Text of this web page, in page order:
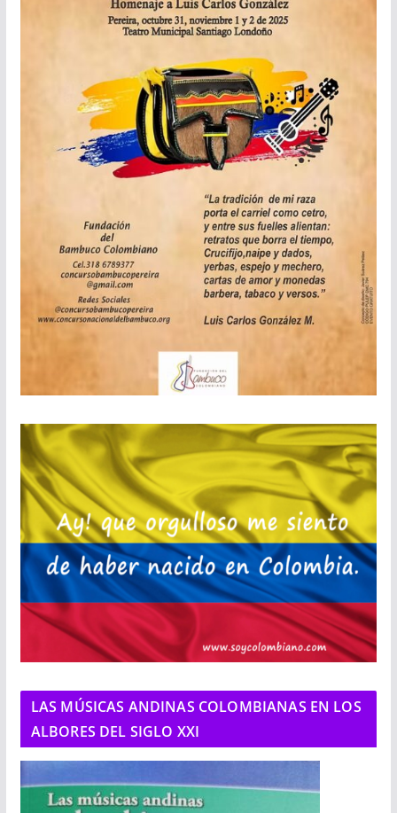
LAS MÚSICAS ANDINAS COLOMBIANAS EN LOS
ALBORES DEL SIGLO XXI